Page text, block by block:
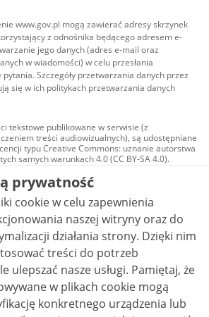
www.gov.pl mogą zawierać adresy skrzynek
z odnośnika będącego adresem e-
jego danych (adres e-mail oraz
w wiadomości) w celu przesłania
Szczegóły przetwarzania danych przez
się w ich politykach przetwarzania danych
tekstowe publikowane w serwisie (z
treści audiowizualnych), są udostępniane
typu Creative Commons: uznanie autorstwa
samych warunkach 4.0 (CC BY-SA 4.0).
audiowizualne, w tym zdjęcia, materiały
i wideo, są udostępniane na licencji typu
Commons: uznanie autorstwa użycie
- bez utworów zależnych 4.0 (CC BY-
4.0), o ile nie jest to stwierdzone inaczej.
prywatność
cookie w celu zapewnienia
naszej witryny oraz do
działania strony. Dzięki nim
treści do potrzeb
nasze usługi. Pamiętaj, że
w plikach cookie mogą
konkretnego urządzenia lub